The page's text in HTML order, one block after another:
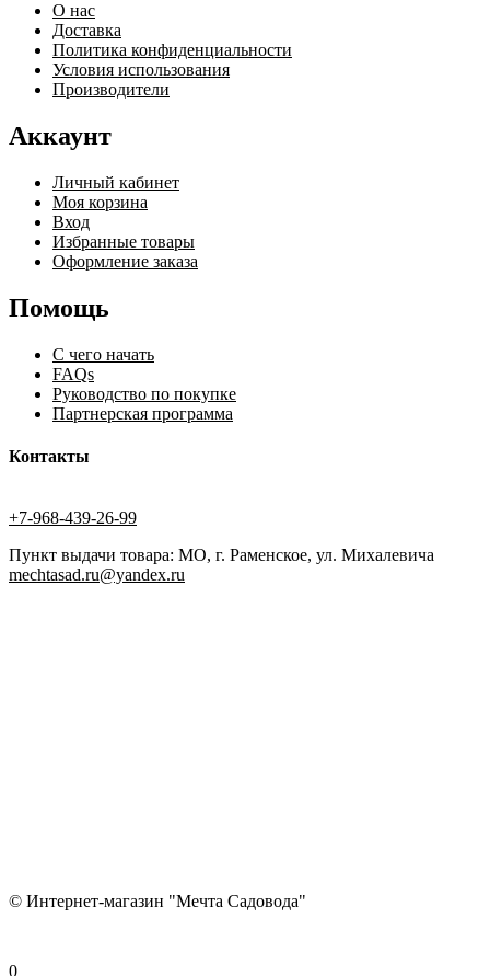
О нас
Доставка
Политика конфиденциальности
Условия использования
Производители
Аккаунт
Личный кабинет
Моя корзина
Вход
Избранные товары
Оформление заказа
Помощь
С чего начать
FAQs
Руководство по покупке
Партнерская программа
Контакты
+7-968-439-26-99
Пункт выдачи товара: МО, г. Раменское, ул. Михалевича
mechtasad.ru@yandex.ru
© Интернет-магазин "Мечта Садовода"
0